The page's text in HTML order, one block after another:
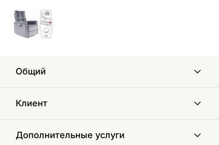
Общий
Клиент
Дополнительные услуги